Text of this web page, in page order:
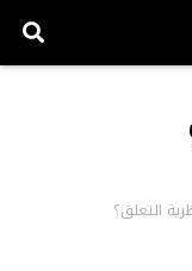
التعلق؟